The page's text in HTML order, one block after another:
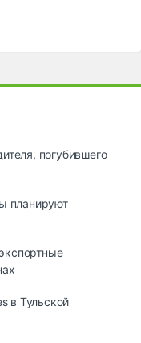
погубившего
планируют
в Тульской